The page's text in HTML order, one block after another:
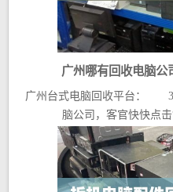
广州哪有回收电脑公
广州台式电脑回收平台：
脑公司，客官快快点